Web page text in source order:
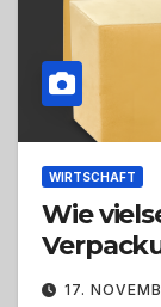
WIRTSCHAFT
Wie
17.